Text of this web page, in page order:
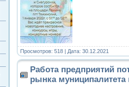
Просмотров: 518 | Дата: 30.12.2021
Работа предприятий
рынка